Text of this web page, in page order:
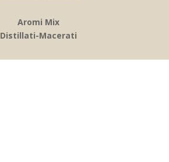
Aromi Mix
Distillati-Macerati